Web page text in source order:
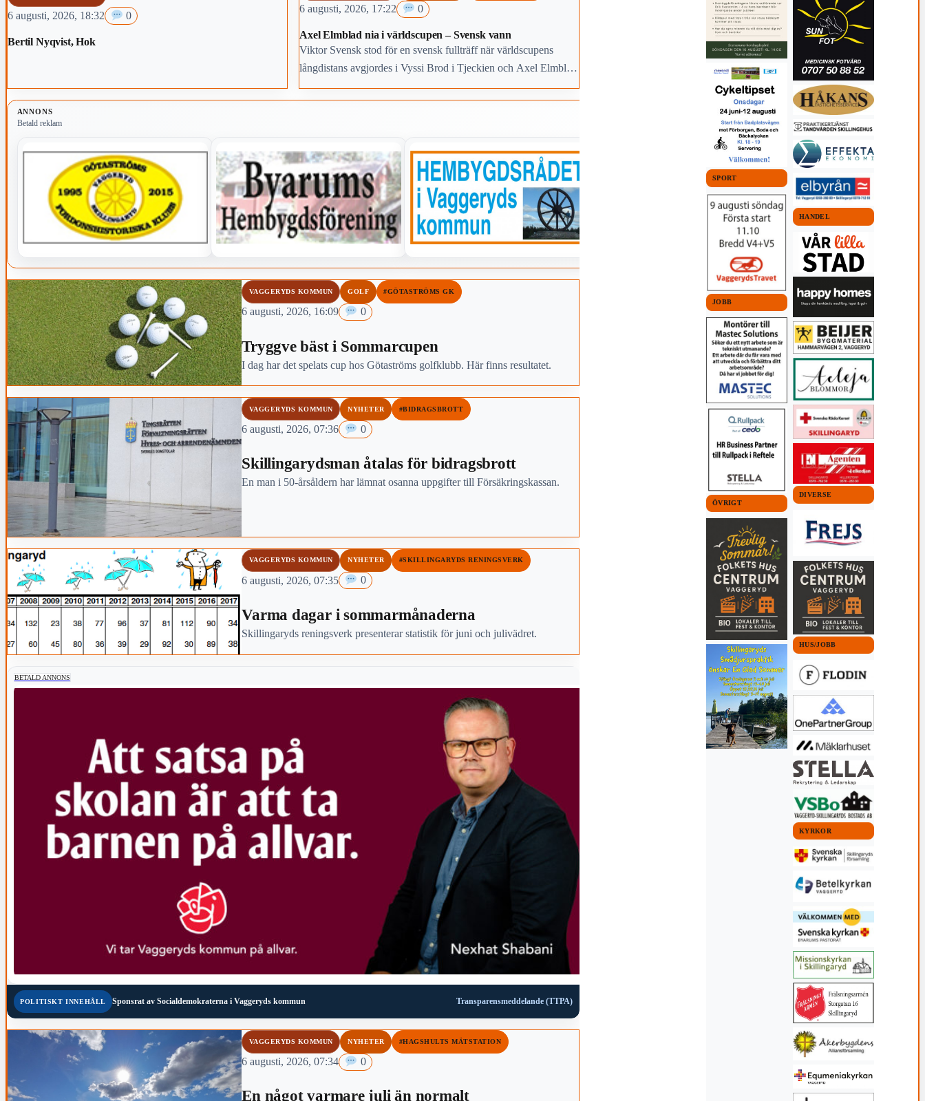
6 augusti, 2026, 18:32 0
Bertil Nyqvist, Hok
6 augusti, 2026, 17:22 0
Axel Elmblad nia i världscupen – Svensk vann
Viktor Svensk stod för en svensk fullträff när världscupens
långdistans avgjordes i Vyssi Brod i Tjeckien och Axel Elmblad
från Bredaryd blev fin nia.
ANNONS
Betald reklam
VAGGERYDS KOMMUN GOLF #GÖTASTRÖMS GK
6 augusti, 2026, 16:09 0
Tryggve bäst i Sommarcupen
I dag har det spelats cup hos Götaströms golfklubb. Här finns resultatet.
VAGGERYDS KOMMUN NYHETER #BIDRAGSBROTT
6 augusti, 2026, 07:36 0
Skillingarydsman åtalas för bidragsbrott
En man i 50-årsåldern har lämnat osanna uppgifter till Försäkringskassan.
VAGGERYDS KOMMUN NYHETER #SKILLINGARYDS RENINGSVERK
6 augusti, 2026, 07:35 0
Varma dagar i sommarmånaderna
Skillingaryds reningsverk presenterar statistik för juni och julivädret.
BETALD ANNONS
POLITISKT INNEHÅLL Sponsrat av Socialdemokraterna i Vaggeryds kommun Transparensmeddelande (TTPA)
VAGGERYDS KOMMUN NYHETER #HAGSHULTS MÄTSTATION
6 augusti, 2026, 07:34 0
En något varmare juli än normalt
SPORT
JOBB
ÖVRIGT
HANDEL
DIVERSE
HUS/JOBB
KYRKOR